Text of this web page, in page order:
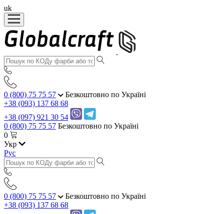
uk
0 (800) 75 75 57
Безкоштовно по Україні
+38 (093) 137 68 68
+38 (097) 921 30 54
0 (800) 75 75 57 Безкоштовно по Україні
0
Укр
Рус
0 (800) 75 75 57
Безкоштовно по Україні
+38 (093) 137 68 68